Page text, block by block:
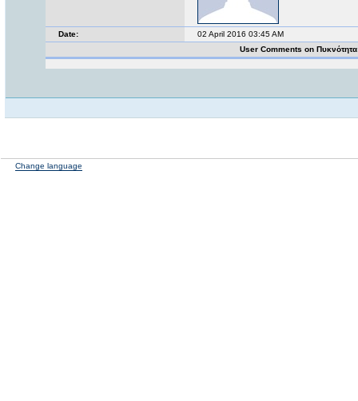
Date:
02 April 2016 03:45 AM
User Comments on
Change language